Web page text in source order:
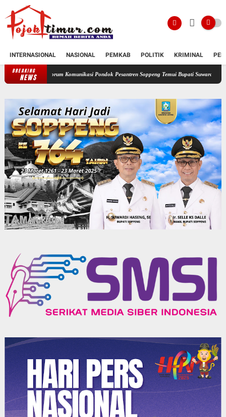
INTERNASIONAL NASIONAL PEMKAB POLITIK KRIMINAL
BREAKING
NEWS
Forum Komunikasi Pondok Pesantren Soppeng Temui Bupati Suwardi Haseng Serahkan